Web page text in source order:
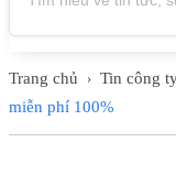
Trang chủ › Tin công
miễn phí 100%